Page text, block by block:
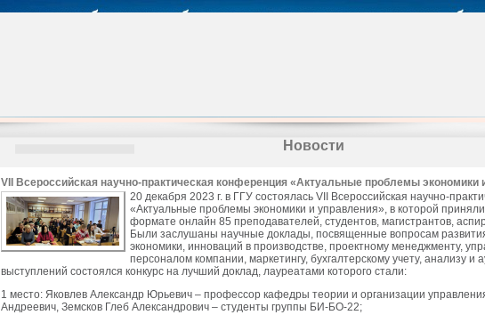
Новости
VII Всероссийская научно-практическая конференция «Актуальные проблемы экономики
20 декабря 2023 г. в ГГУ состоялась VII Всероссийская научно-
«Актуальные проблемы экономики и управления», в которой
формате онлайн 85 преподавателей, студентов, магистрантов,
Были заслушаны научные доклады, посвященные вопросам
экономики, инноваций в производстве, проектному менеджменту,
персоналом компании, маркетингу, бухгалтерскому учету, анализу и
выступлений состоялся конкурс на лучший доклад, лауреатами которого стали:
1 место: Яковлев Александр Юрьевич – профессор кафедры теории и организации
Андреевич, Земсков Глеб Александрович – студенты группы БИ-БО-22;